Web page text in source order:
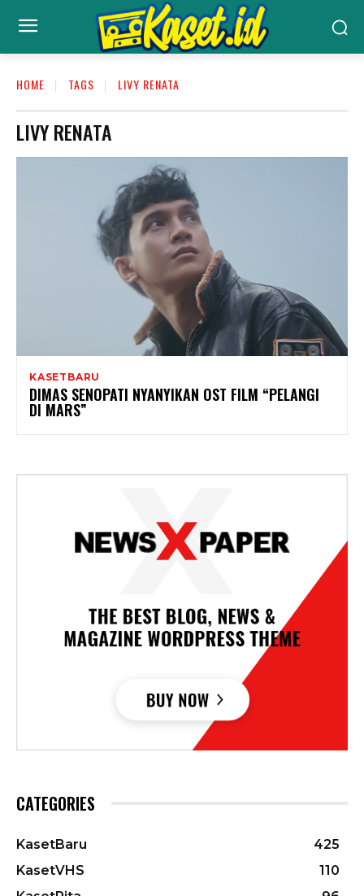
HOME TAGS LIVY RENATA
LIVY RENATA
KASETBARU
DIMAS SENOPATI NYANYIKAN OST FILM “PELANGI
DI MARS”
CATEGORIES
KasetBaru
425
KasetVHS
110